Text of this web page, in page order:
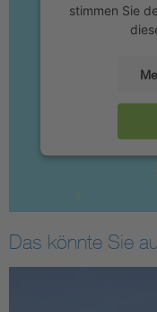
stimmen Sie
Das könnte Sie